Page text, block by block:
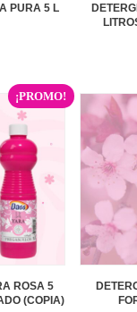
PURA 5 L
¡PROMO!
ROSA 5
(COPIA)